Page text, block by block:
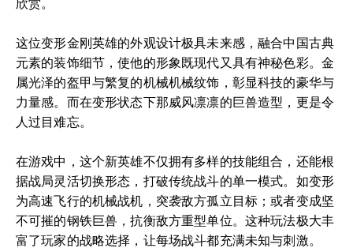
欣赏。
这位变形金刚英雄的外观设计极具未来感，融合中国古典
元素的装饰细节，使他的形象既现代又具有神秘色彩。金
属光泽的盔甲与繁复的机械机械纹饰，彰显科技的豪华与
力量感。而在变形状态下那威风凛凛的巨兽造型，更是令
人过目难忘。
在游戏中，这个新英雄不仅拥有多样的技能组合，还能根
据战局灵活切换形态，打破传统战斗的单一模式。如变形
为高速飞行的机械战机，突袭敌方孤立目标；或者变成坚
不可摧的钢铁巨兽，抗衡敌方重型单位。这种玩法极大丰
富了玩家的战略选择，让每场战斗都充满未知与刺激。